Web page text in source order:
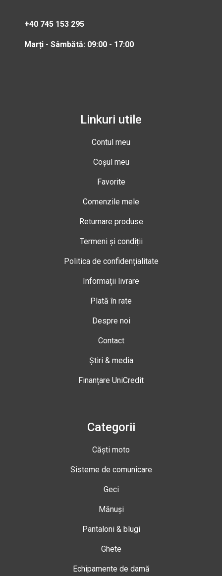
+40 745 153 295
Marți - Sâmbătă: 09:00 - 17:00
Linkuri utile
Contul meu
Coșul meu
Favorite
Comenzile mele
Returnare produse
Termeni și condiții
Politica de confidențialitate
Informații livrare
Plată în rate
Despre noi
Contact
Știri & media
Finanțare UniCredit
Categorii
Căști moto
Sisteme de comunicare
Geci
Mănuși
Pantaloni & blugi
Ghete
Echipamente de damă